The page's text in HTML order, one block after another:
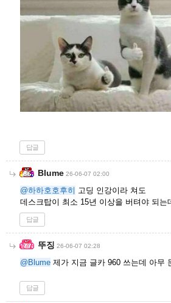
답글
Blume 26-06-07 02:00
@하하호호후히 고딩 인강이라 쳐도
데스크탑이 최소 15년 이상을 버텨야 되는
답글
뚜징 26-06-07 02:28
@Blume 제가 지금 글카 960 쓰는데 아무
답글